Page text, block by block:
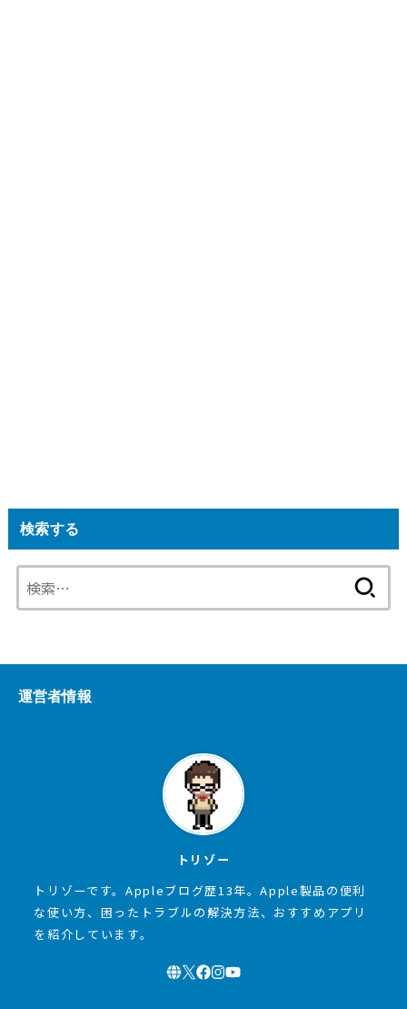
検索する
索:
運営者情報
トリゾー
トリゾーです。Appleブログ歴13年。Apple製品の便利
な使い方、困ったトラブルの解決方法、おすすめアプリ
を紹介しています。